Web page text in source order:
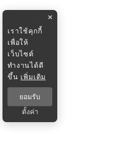
×
เราใช้คุกกี้
เพื่อให้
เว็บไซต์
ทำงานได้ดี
ขึ้น เพิ่มเติม
ยอมรับ
ตั้งค่า